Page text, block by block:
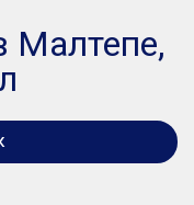
Малтепе,